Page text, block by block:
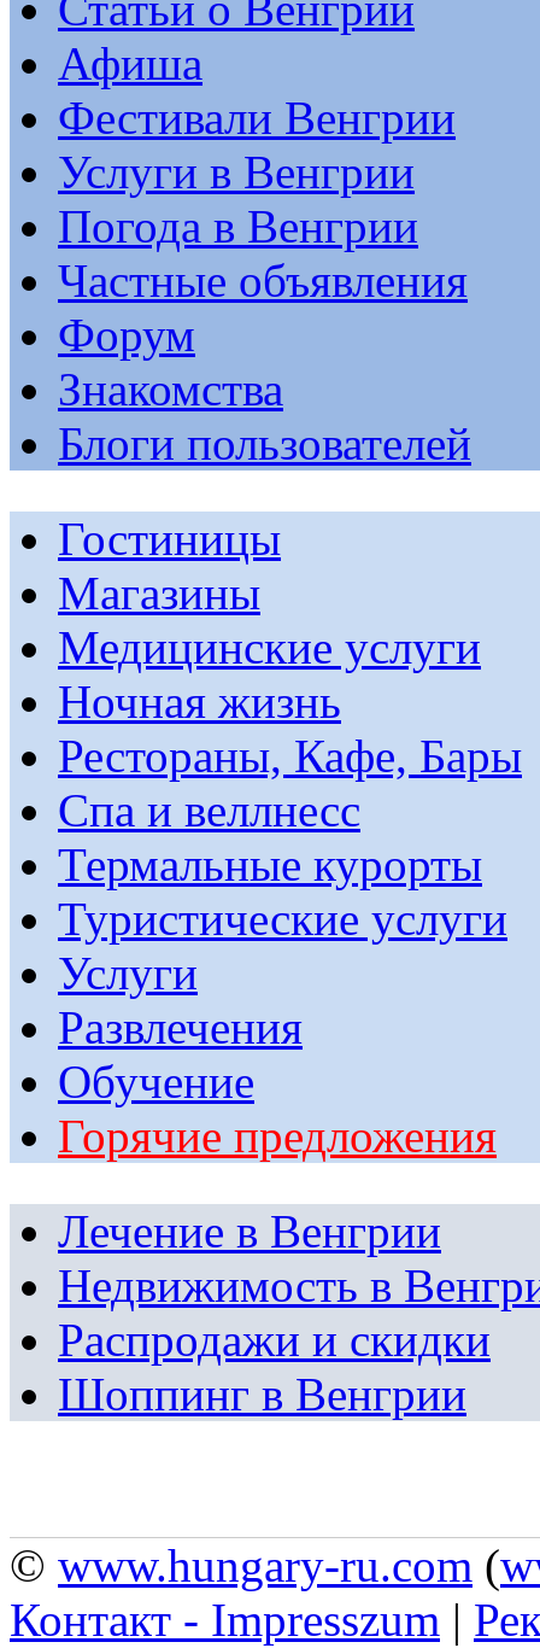
Афиша
Фестивали Венгрии
Услуги в Венгрии
Погода в Венгрии
Частные объявления
Форум
Знакомства
Блоги пользователей
Гостиницы
Магазины
Медицинские услуги
Ночная жизнь
Рестораны, Кафе, Бары
Спа и веллнесс
Термальные курорты
Туристические услуги
Услуги
Развлечения
Обучение
Горячие предложения
Лечение в Венгрии
Недвижимость в
Распродажи и скидки
Шоппинг в Венгрии
© www.hungary-ru.com (
Контакт - Impresszum |